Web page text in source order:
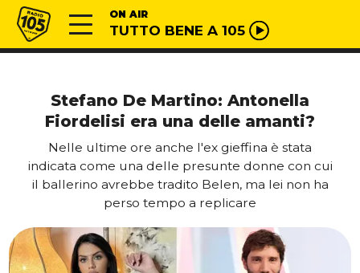
Vai al contenuto
Radio 105 ON AIR
TUTTO BENE A 105
Stefano De Martino: Antonella
Fiordelisi era una delle amanti?
Nelle ultime ore anche l'ex gieffina è stata
indicata come una delle presunte donne con cui
il ballerino avrebbe tradito Belen, ma lei non ha
perso tempo a replicare